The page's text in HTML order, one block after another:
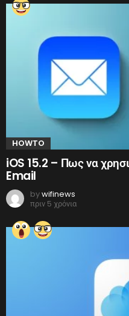
HOWTO
iOS 15.2 – Πως να
Email
bywifinews
πριν 5 χρόνια